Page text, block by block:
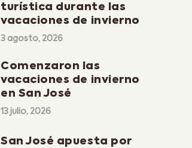
turística durante las
vacaciones de invierno
3 agosto, 2026
Comenzaron las
vacaciones de invierno
en San José
13 julio, 2026
San José apuesta por